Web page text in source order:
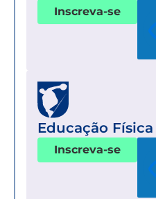
Inscreva-se
Educação Física
Inscreva-se